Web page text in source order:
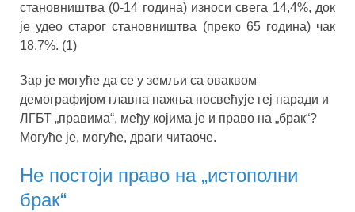
становништва (0-14 година) износи свега 14,4%, док
је удео старог становништва (преко 65 година) чак
18,7%. (1)
Зар је могуће да се у земљи са оваквом
демографијом главна пажња посвећује геј паради и
ЛГБТ „правима“, међу којима је и право на „брак“?
Могуће је, могуће, драги читаоче.
Не постоји право на „истополни
брак“